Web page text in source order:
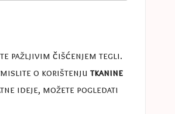
pažljivim čišćenjem tegli.
o korištenju tkanine
ideje, možete pogledati